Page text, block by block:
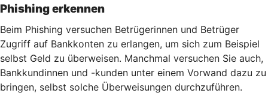
Phishing erkennen
Beim Phishing versuchen Betrügerinnen und Betrüger
Zugriff auf Bankkonten zu erlangen, um sich zum Beispiel
selbst Geld zu überweisen. Manchmal versuchen Sie auch,
Bankkundinnen und -kunden unter einem Vorwand dazu zu
bringen, selbst solche Überweisungen durchzuführen.